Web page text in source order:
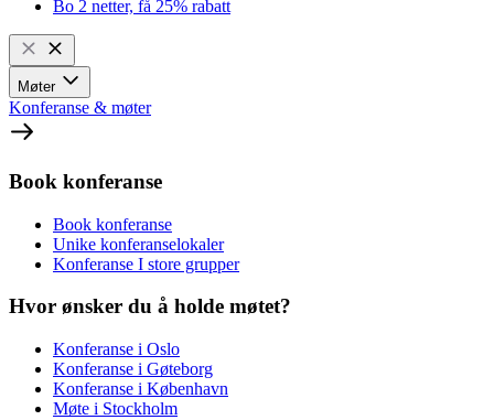
Bo 2 netter, få 25% rabatt
Møter
Konferanse & møter
Book konferanse
Book konferanse
Unike konferanselokaler
Konferanse I store grupper
Hvor ønsker du å holde møtet?
Konferanse i Oslo
Konferanse i Gøteborg
Konferanse i København
Møte i Stockholm